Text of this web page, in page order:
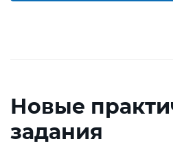
Новые
задания